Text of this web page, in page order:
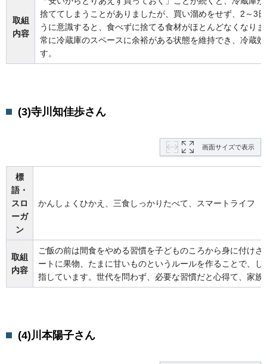
取組
内容
捨ててしまうことがありましたが、買い溜めをせず、2～3
うに意識すると、食べずに捨てる食材がほとんどなくなり
常に冷蔵庫のスペースに余裕がある状態を維持でき、冷蔵
す。
(3)寺川知佳歩さん
画面サイズで表示
標
語・
スロ
ーガ
ン
かんしょくひかえ、三食しっかりたべて、スマートライフ
取組
内容
ご飯の前は間食をやめる習慣を子どものころから身に付け
ートに果物、たまに甘いものというルールを作ることで、
指しています。世代を問わず、必要な習慣だと心得て、家
(4)川本陽子さん